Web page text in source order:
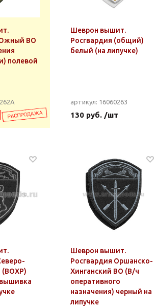
ВО
полевой
Шеврон вышит.
Росгвардия (общий)
белый (на липучке)
артикул: 16060263
130 руб. /шт
(ВОХР)
Шеврон вышит.
Росгвардия Оршанско-
Хинганский ВО (В/ч
оперативного
назначения) черный на
липучке